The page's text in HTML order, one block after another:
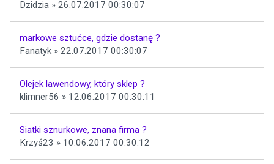
Dzidzia » 26.07.2017 00:30:07
markowe sztućce, gdzie dostanę ?
Fanatyk » 22.07.2017 00:30:07
Olejek lawendowy, który sklep ?
klimner56 » 12.06.2017 00:30:11
Siatki sznurkowe, znana firma ?
Krzyś23 » 10.06.2017 00:30:12